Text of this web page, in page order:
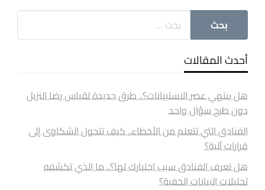
أحدث المقالات
هل ينتهي عصر الاستبيانات؟.. طرق جديدة لقياس رضا النزيل
دون طرح سؤال واحد
الفنادق التي تتعلم من الأخطاء.. كيف تتحول الشكاوى إلى
قرارات آلية؟
هل تعرف الفنادق سبب اختيارك لها؟.. ما الذي تكشفه
تحليلات البيانات الخفية؟